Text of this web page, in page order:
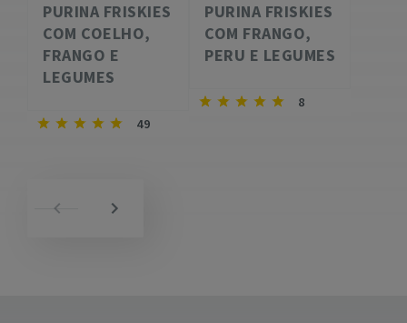
PURINA FRISKIES
COM COELHO,
FRANGO E
LEGUMES
49
PURINA FRISKIES
COM FRANGO,
PERU E LEGUMES
8